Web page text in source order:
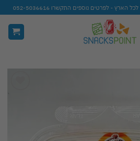
- לפרטים נוספים התקשרו 052-5036616